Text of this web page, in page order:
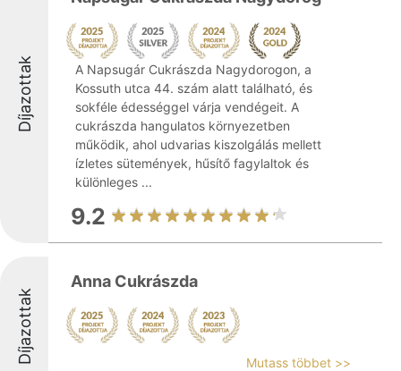
Díjazottak
A Napsugár Cukrászda Nagydorogon, a
Kossuth utca 44. szám alatt található, és
sokféle édességgel várja vendégeit. A
cukrászda hangulatos környezetben
működik, ahol udvarias kiszolgálás mellett
ízletes sütemények, hűsítő fagylaltok és
különleges ...
9.2
Díjazottak
Anna Cukrászda
Mutass többet >>